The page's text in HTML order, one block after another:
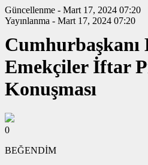
Güncellenme - Mart 17, 2024 07:20
Yayınlanma - Mart 17, 2024 07:20
Cumhurbaşkanı
Emekçiler İftar
Konuşması
0
BEĞENDİM